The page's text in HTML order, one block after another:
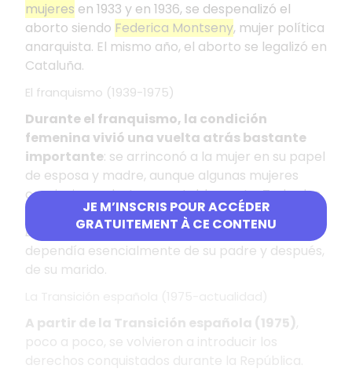
JE M’INSCRIS POUR ACCÉDER
GRATUITEMENT À CE CONTENU
mujeres en 1933 y en 1936, se despenalizó el
aborto siendo Federica Montseny, mujer política
anarquista. El mismo año, el aborto se legalizó en
Cataluña.
El franquismo (1939-1975)
Durante el franquismo, la condición
femenina vivió una vuelta atrás bastante
importante: se arrinconó a la mujer en su papel
de esposa y madre, aunque algunas mujeres
consiguieron destacar notablemente. Todas las
chicas tenían que leer laGuía de la Buena
Esposa
. Se suspendió el divorcio y la mujer
dependía esencialmente de su padre y después,
de su marido.
A partir de la Transición española (1975),
poco a poco, se volvieron a introducir los